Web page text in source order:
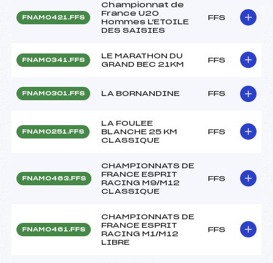
FNAM0421.FFS
Championnat de
France U20
Hommes L'ETOILE
DES SAISIES
FFS
FNAM0341.FFS
LE MARATHON DU
GRAND BEC 21KM
FFS
FNAM0301.FFS LA BORNANDINE FFS
FNAM0251.FFS
LA FOULEE
BLANCHE 25 KM
CLASSIQUE
FFS
FNAM0463.FFS
CHAMPIONNATS DE
FRANCE ESPRIT
RACING M9/M12
CLASSIQUE
FFS
FNAM0461.FFS
CHAMPIONNATS DE
FRANCE ESPRIT
RACING M1/M12
LIBRE
FFS